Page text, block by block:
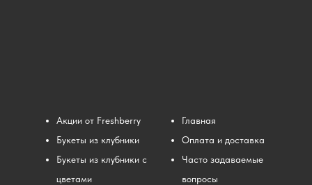
Акции от Freshberry
Букеты из клубники
Букеты из клубники с
цветами
Главная
Оплата и доставка
Часто задаваемые
вопросы